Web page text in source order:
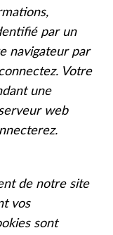
par un
navigateur par
Votre
une
web
de notre site
vos
sont